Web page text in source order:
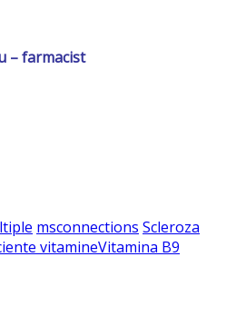
– farmacist
msconnections Scleroza
vitamineVitamina B9